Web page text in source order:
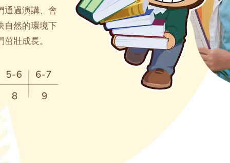
通過演講、會
自然的環境下
壯成長。